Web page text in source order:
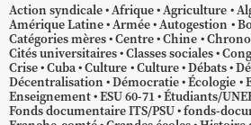
Action syndicale Afrique Agriculture
Amérique Latine Armée Autogestion
Catégories mères Centre Chine
Cités universitaires Classes sociales
Crise Cuba Culture Culture Débats
Décentralisation Démocratie Écologie
Enseignement ESU 60-71 Étudiants/
Fonds documentaire ITS/PSU fonds-